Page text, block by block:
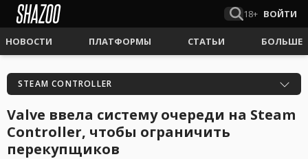
18+ ВОЙТИ
НОВОСТИ ПЛАТФОРМЫ СТАТЬИ БОЛЬШЕ
STEAM CONTROLLER
Valve ввела систему очереди на Steam
Controller, чтобы ограничить
перекупщиков